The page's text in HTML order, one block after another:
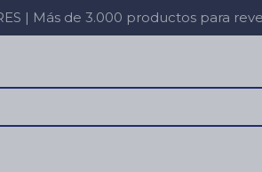
| Más de 3.000 productos para